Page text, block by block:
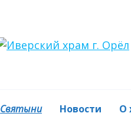
Святыни Новости О